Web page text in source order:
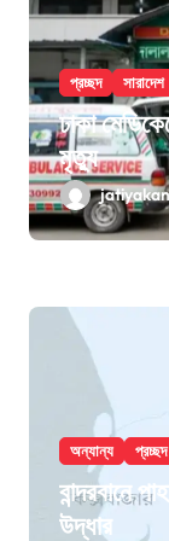
প্রচ্ছদ সারাদেশ
ঢাকা
মৃত্যু
অন্যান্য প্রচ্ছদ
বান্দরবানে
উদ্ধার